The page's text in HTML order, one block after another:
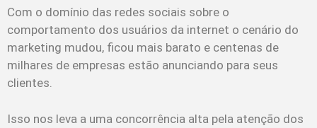
Com o domínio das redes sociais sobre o
comportamento dos usuários da internet o cenário do
marketing mudou, ficou mais barato e centenas de
milhares de empresas estão anunciando para seus
clientes.
Isso nos leva a uma concorrência alta pela atenção dos